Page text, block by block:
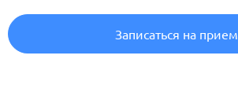
Записаться на прием